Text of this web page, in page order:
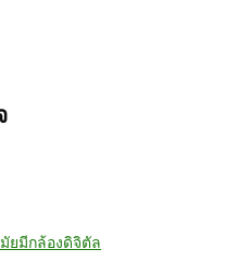
ยมีกล้องดิจิตัล